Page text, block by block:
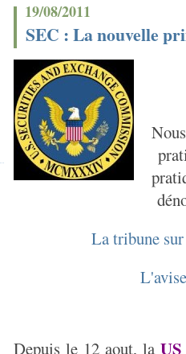
19/08/2011
SEC : La nouvelle
La tribune
Depuis le 12 aout, la